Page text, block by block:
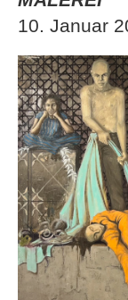
10. Januar